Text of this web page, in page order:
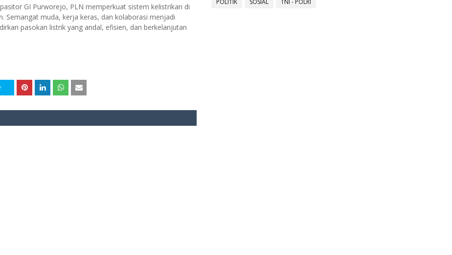
GI Purworejo, PLN memperkuat sistem kelistrikan di
Semangat muda, kerja keras, dan kolaborasi menjadi
pasokan listrik yang andal, efisien, dan berkelanjutan
POLITIK
SOSIAL TNI - POLRI